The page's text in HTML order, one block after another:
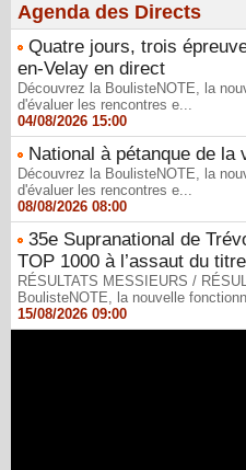
Agenda des Directs
Quatre jours, trois
en-Velay en direct
Découvrez la BoulisteNOTE, la
d'évaluer les rencontres e...
04/08/2026 15:00
National à pétanque de la
Découvrez la BoulisteNOTE, la
d'évaluer les rencontres e...
08/08/2026 08:00
35e Supranational de
TOP 1000 à l’assaut du titre
RÉSULTATS MESSIEURS /
BoulisteNOTE, la nouvelle
15/08/2026 09:00